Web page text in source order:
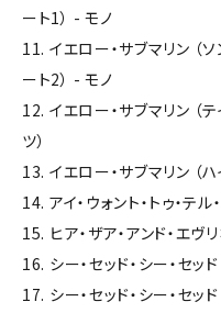
ート1） - モノ
11. イエロー・サブマリン （
ート2） - モノ
12. イエロー・サブマリン （
ツ）
13. イエロー・サブマリン （ハ
14. アイ・ウォント・トゥ・テ
15. ヒア・ザア・アンド・エヴ
16. シー・セッド・シー・セッ
17. シー・セッド・シー・セッ